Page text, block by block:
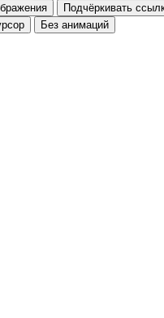
Подчёркивать
Без анимаций